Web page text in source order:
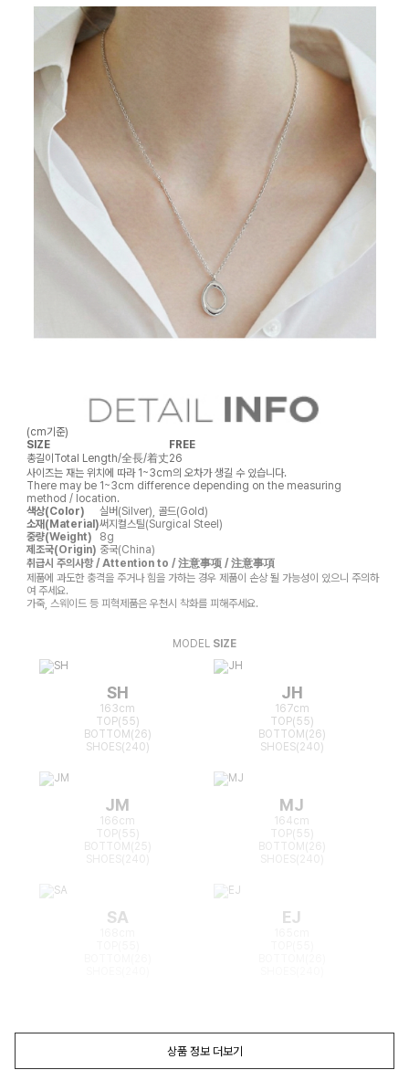
(cm기준)
SIZE
FREE
총길이Total Length/全長/着丈26
사이즈는 재는 위치에 따라 1~3cm의 오차가 생길 수 있습니다.
There may be 1~3cm difference depending on the measuring
method / location.
색상(Color)
실버(Silver), 골드(Gold)
소재(Material)써지컬스틸(Surgical Steel)
중량(Weight)
8g
제조국(Origin) 중국(China)
취급시 주의사항 / Attention to / 注意事项 / 注意事項
제품에 과도한 충격을 주거나 힘을 가하는 경우 제품이 손상 될 가능성이 있으니 주의하
여 주세요.
가죽, 스웨이드 등 피혁제품은 우천시 착화를 피해주세요.
MODEL SIZE
SH
163cm
TOP(55)
BOTTOM(26)
SHOES(240)
JH
167cm
TOP(55)
BOTTOM(26)
SHOES(240)
JM
166cm
TOP(55)
BOTTOM(25)
MJ
164cm
TOP(55)
BOTTOM(26)
SA EJ
상품 정보 더보기